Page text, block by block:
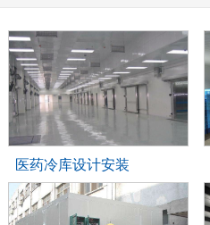
医药冷库设计安装